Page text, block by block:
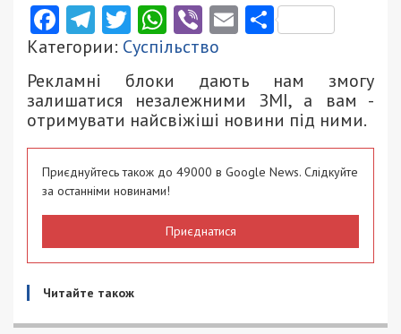
Facebook
Telegram
Twitter
WhatsApp
ViberEmail
Категории: Суспільство
Рекламні блоки дають нам змогу
залишатися незалежними ЗМІ, а вам -
отримувати найсвіжіші новини під ними.
Приєднуйтесь також до 49000 в Google News. Слідкуйте
за останніми новинами!
Приєднатися
Читайте також